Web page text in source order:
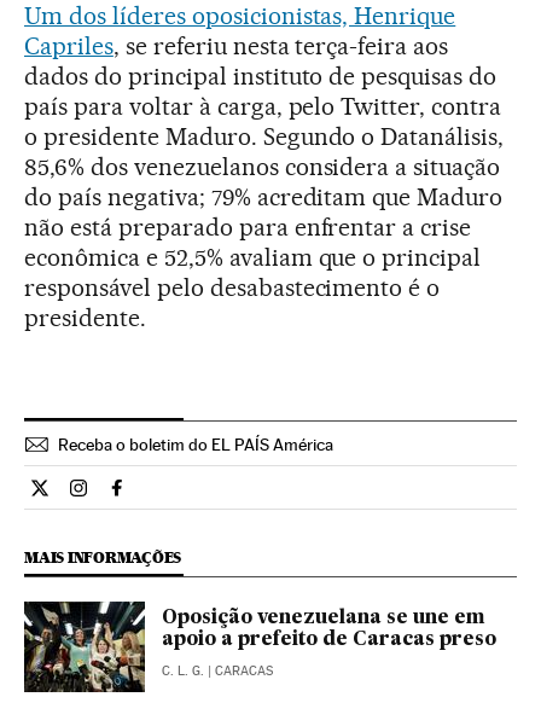
Um dos líderes oposicionistas, Henrique
Capriles, se referiu nesta terça-feira aos
dados do principal instituto de pesquisas do
país para voltar à carga, pelo Twitter, contra
o presidente Maduro. Segundo o Datanálisis,
85,6% dos venezuelanos considera a situação
do país negativa; 79% acreditam que Maduro
não está preparado para enfrentar a crise
econômica e 52,5% avaliam que o principal
responsável pelo desabastecimento é o
presidente.
Receba o boletim do EL PAÍS América
Internacional El País Brasil en Twitter
Internacional El País Brasil en Instagram
Internacional El País Brasil en Facebook
MAIS INFORMAÇÕES
Oposição venezuelana se une em
apoio a prefeito de Caracas preso
C. L. G. | CARACAS